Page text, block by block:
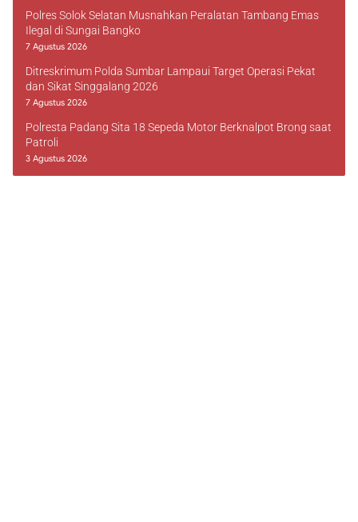
Polres Solok Selatan Musnahkan Peralatan Tambang Emas
Ilegal di Sungai Bangko
7 Agustus 2026
Ditreskrimum Polda Sumbar Lampaui Target Operasi Pekat
dan Sikat Singgalang 2026
7 Agustus 2026
Polresta Padang Sita 18 Sepeda Motor Berknalpot Brong saat
Patroli
3 Agustus 2026